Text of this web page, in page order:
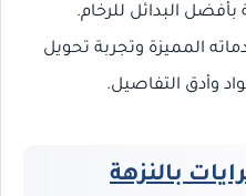
بأفضل البدائل للرخام.
المميزة وتجربة تحويل
وأدق التفاصيل.
بالنزهة